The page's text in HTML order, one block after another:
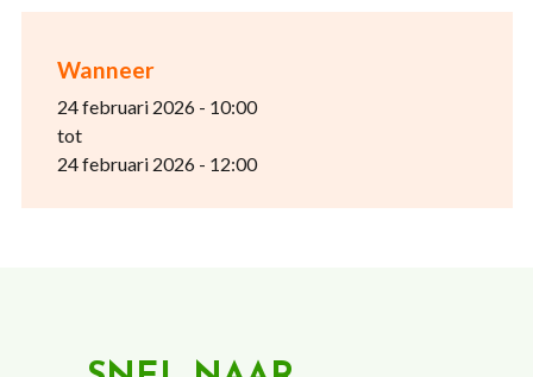
Wanneer
24 februari 2026 - 10:00
tot
24 februari 2026 - 12:00